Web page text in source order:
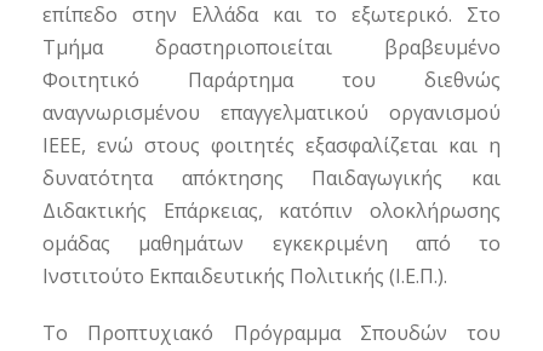
επίπεδο στην Ελλάδα και το εξωτερικό. Στο
Τμήμα δραστηριοποιείται βραβευμένο
Φοιτητικό Παράρτημα του διεθνώς
αναγνωρισμένου επαγγελματικού οργανισμού
IEEE, ενώ στους φοιτητές εξασφαλίζεται και η
δυνατότητα απόκτησης Παιδαγωγικής και
Διδακτικής Επάρκειας, κατόπιν ολοκλήρωσης
ομάδας μαθημάτων εγκεκριμένη από το
Ινστιτούτο Εκπαιδευτικής Πολιτικής (Ι.Ε.Π.).
Το Προπτυχιακό Πρόγραμμα Σπουδών του